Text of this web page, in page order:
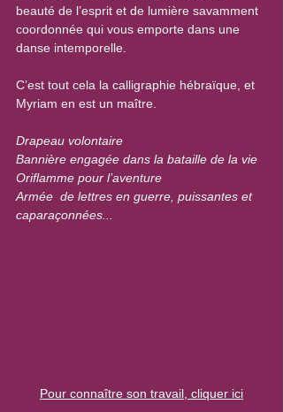
beauté de l’esprit et de lumière savamment
coordonnée qui vous emporte dans une
danse intemporelle.
C’est tout cela la calligraphie hébraïque, et
Myriam en est un maître.
Drapeau volontaire
Bannière engagée dans la bataille de la vie
Oriflamme pour l’aventure
Armée  de lettres en guerre, puissantes et
caparaçonnées...
Pour connaître son travail, cliquer ici